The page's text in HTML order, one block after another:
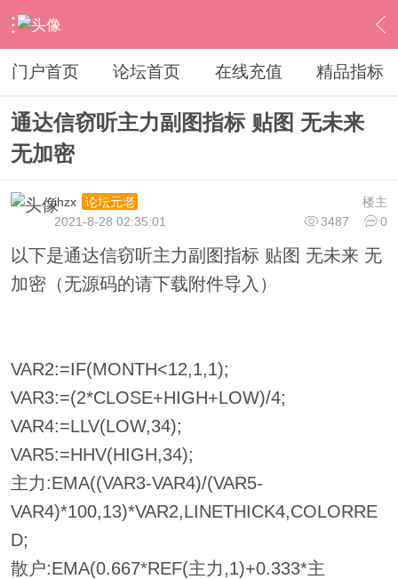
› 通达信指标公式 › 指标加密破解 › 内容
门户首页 论坛首页 在线充值 精品指标
通达信窃听主力副图指标 贴图 无未来
无加密
楼主
ihzx
论坛元老
3487
0
2021-8-28 02:35:01
以下是通达信窃听主力副图指标 贴图 无未来 无
加密（无源码的请下载附件导入）
VAR2:=IF(MONTH<12,1,1);
VAR3:=(2*CLOSE+HIGH+LOW)/4;
VAR4:=LLV(LOW,34);
VAR5:=HHV(HIGH,34);
主力:EMA((VAR3-VAR4)/(VAR5-
VAR4)*100,13)*VAR2,LINETHICK4,COLORRE
D;
散户:EMA(0.667*REF(主力,1)+0.333*主